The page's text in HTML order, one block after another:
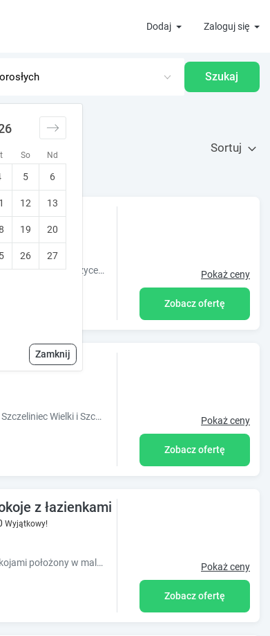
Dodaj Zaloguj się
So Nd
5 6
12 13
19 20
26 27
Zamknij
Szukaj
Sortuj
Obiekt Domki pod Brzózkami położony jest w miejscowości Wambierzyce i oferuje ogród oraz sprzęt do grillowania. Odległość ważnych miejsc od Pokaż ceny
Zobacz ofertę
Oferujemy całoroczny wypoczynek z widokiem na Szczeliniec Wielki i Szczeliniec Mały. Pokaż ceny
Zobacz ofertę
z łazienkami
Wyjątkowy!
Dom na wzgórzu Pensjonat z apartamentami i pokojami położony w malowniczym mieście Duszniki Zdrój. Pokaż ceny
Zobacz ofertę